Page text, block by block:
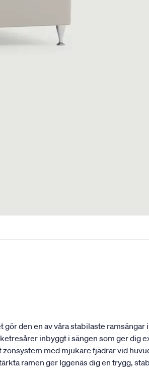
den en av våra stabilaste
inbyggt i sängen som ger dig
med mjukare fjädrar vid
ramen ger Iggenäs dig en trygg,